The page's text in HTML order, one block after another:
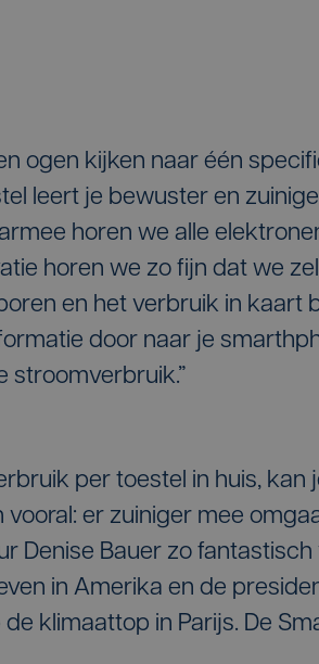
ogen kijken naar één
leert je bewuster en
horen we alle
horen we zo fijn dat we
en het verbruik in kaart
door naar je
stroomverbruik.”
per toestel in huis, kan
er zuiniger mee
Denise Bauer zo
in Amerika en de
klimaattop in Parijs. De